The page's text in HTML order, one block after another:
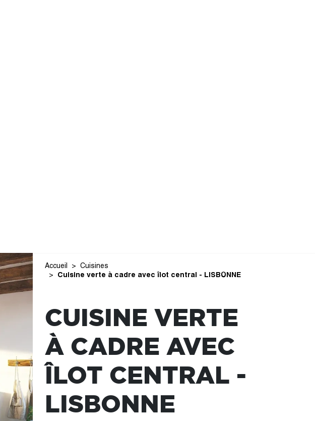
Accueil
Cuisines
Cuisine verte à cadre avec îlot central - LISBONNE
CUISINE VERTE
À CADRE AVEC
ÎLOT CENTRAL -
LISBONNE